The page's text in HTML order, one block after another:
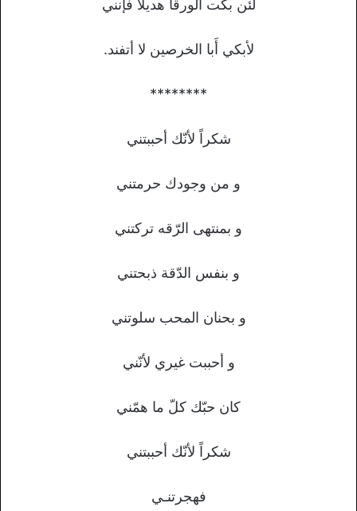
لئن بكت الورقا هديلاً فإنني
لأبكي أَبا الخرصين لا أتفند.
********
شكراً لأنّك أحببتني
و من وجودك حرمتني
و بمنتهى الرّقه تركتني
و بنفس الدّقة ذبحتني
و بحنان المحب سلوتني
و أحببت غيري لأنّني
كان حبّك كلّ ما همّني
شكراً لأنّك أحببتني
فهجرتنـي